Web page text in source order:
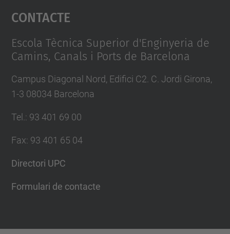
powered by
Contacte
Escola Tècnica Superior d'Enginyeria de
Camins, Canals i Ports de Barcelona
Campus Diagonal Nord, Edifici C2. C. Jordi Girona,
1-3 08034 Barcelona
Tel.: 93 401 69 00
Fax: 93 401 65 04
Directori UPC
Formulari de contacte